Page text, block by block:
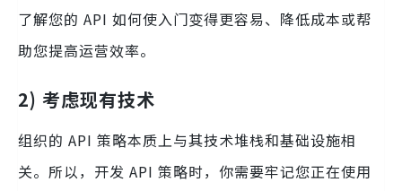
了解您的 API 如何使入门变得更容易、降低成本或帮
助您提高运营效率。
2) 考虑现有技术
组织的 API 策略本质上与其技术堆栈和基础设施相
关。所以，开发 API 策略时，你需要牢记您正在使用